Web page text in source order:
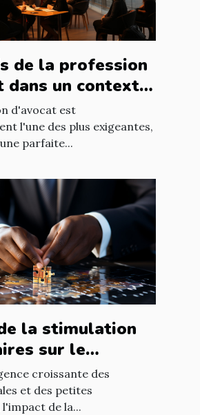
de la profession
dans un contexte
à Nantes
d'avocat est
l'une des plus exigeantes,
parfaite...
la stimulation
sur le
mondial
croissante des
et des petites
de la...